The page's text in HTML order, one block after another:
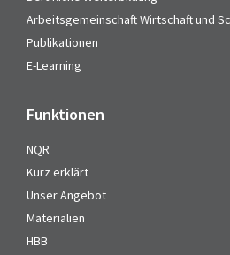
Arbeitsgemeinschaft Wirtschaft und
Publikationen
E-Learning
Funktionen
NQR
Kurz erklärt
Unser Angebot
Materialien
HBB